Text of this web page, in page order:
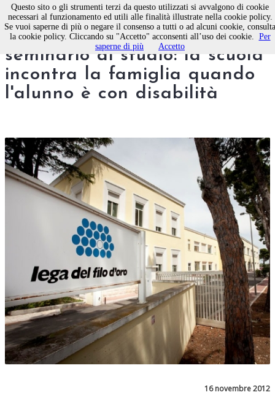
Lega del Filo d'Oro,
seminario di studio: la scuola
incontra la famiglia quando
l'alunno è con disabilità
16 novembre 2012
Questo sito o gli strumenti terzi da questo utilizzati si avvalgono di cookie
necessari al funzionamento ed utili alle finalità illustrate nella cookie policy.
Se vuoi saperne di più o negare il consenso a tutti o ad alcuni cookie, consulta
la cookie policy. Cliccando su "Accetto" acconsenti all’uso dei cookie. Per
saperne di più
Accetto